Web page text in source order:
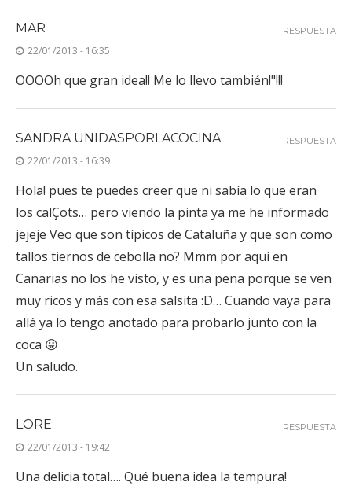
MAR
22/01/2013 - 16:35
OOOOh que gran idea!! Me lo llevo también!"!!!
RESPUESTA
SANDRA UNIDASPORLACOCINA
22/01/2013 - 16:39
Hola! pues te puedes creer que ni sabía lo que eran
los calÇots… pero viendo la pinta ya me he informado
jejeje Veo que son típicos de Cataluña y que son como
tallos tiernos de cebolla no? Mmm por aquí en
Canarias no los he visto, y es una pena porque se ven
muy ricos y más con esa salsita :D… Cuando vaya para
allá ya lo tengo anotado para probarlo junto con la
coca 😛
Un saludo.
RESPUESTA
LORE
22/01/2013 - 19:42
Una delicia total…. Qué buena idea la tempura!
RESPUESTA